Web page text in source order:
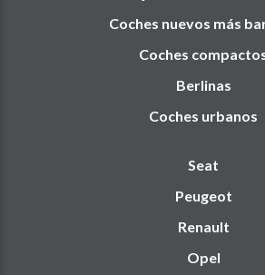
Coches nuevos más
Coches
Berlinas
Coches urbanos
Seat
Peugeot
Renault
Opel